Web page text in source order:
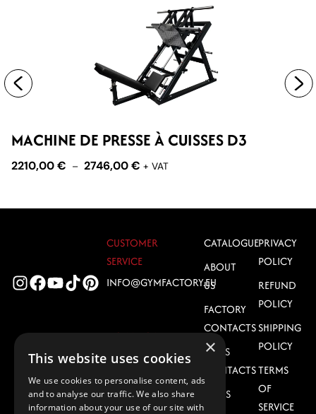
MACHINE DE PRESSE À CUISSES D3
2210,00€ – 2746,00€ + VAT
CATALOGUE
ABOUT
US
FACTORY
CONTACTS
SALES
CONTACTS
NEWS
CUSTOMER
SERVICE
INFO@GYMFACTORY.EU
DOWNLOAD
CATALOG
GF EQUIPMENT
CATALOG 2026
PRIVACY
POLICY
REFUND
POLICY
SHIPPING
POLICY
TERMS
OF
SERVICE
×
This website uses cookies
We use cookies to personalise content, ads
and to analyse our traffic. We also share
information about your use of our site with